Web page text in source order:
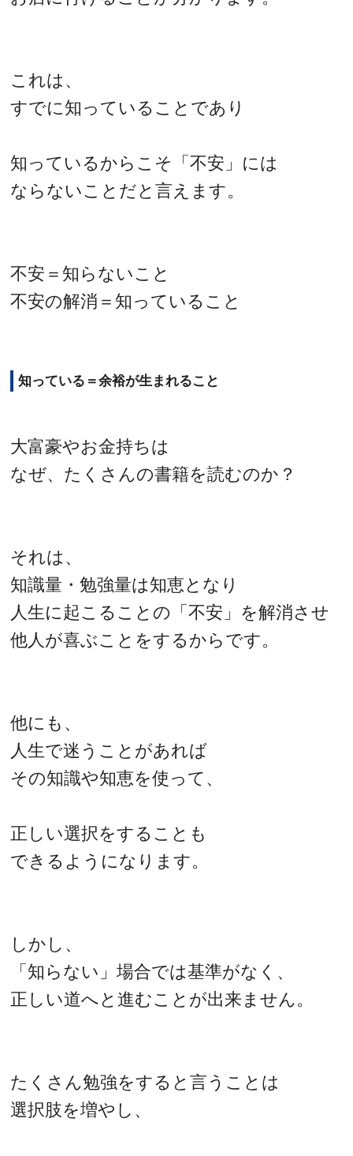
これは、
すでに知っていることであり
知っているからこそ「不安」には
ならないことだと言えます。
不安＝知らないこと
不安の解消＝知っていること
知っている＝余裕が生まれること
大富豪やお金持ちは
なぜ、たくさんの書籍を読むのか？
それは、
知識量・勉強量は知恵となり
人生に起こることの「不安」を解消させ
他人が喜ぶことをするからです。
他にも、
人生で迷うことがあれば
その知識や知恵を使って、
正しい選択をすることも
できるようになります。
しかし、
「知らない」場合では基準がなく、
正しい道へと進むことが出来ません。
たくさん勉強をすると言うことは
選択肢を増やし、